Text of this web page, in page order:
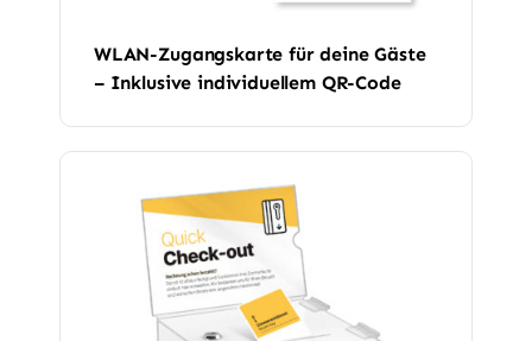
WLAN-Zugangskarte für deine Gäste
– Inklusive individuellem QR-Code